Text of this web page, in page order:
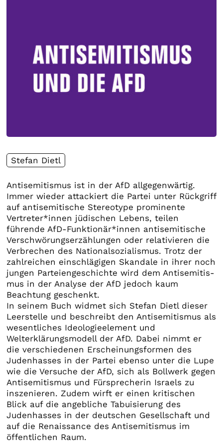
Stefan Dietl
Antisemitismus ist in der AfD allgegenwärtig.
Immer wieder attackiert die Partei unter Rückgriff
auf antisemitische Stereotype prominente
Vertreter*innen jüdischen Lebens, teilen
führende AfD-Funktionär*innen antisemitische
Verschwörungserzählungen oder relativieren die
Verbrechen des Nationalsozialismus. Trotz der
zahlreichen einschlägigen Skandale in ihrer noch
jungen Parteiengeschichte wird dem Antisemitis­
mus in der Analyse der AfD jedoch kaum
Beachtung geschenkt.
In seinem Buch widmet sich Stefan Dietl dieser
Leerstelle und beschreibt den Antisemitismus als
wesentliches Ideologieelement und
Welterklärungsmodell der AfD. Dabei nimmt er
die verschiedenen Erscheinungsformen des
Judenhasses in der Partei ebenso unter die Lupe
wie die Versuche der AfD, sich als Bollwerk gegen
Antisemitismus und Fürsprecherin Israels zu
inszenieren. Zudem wirft er einen kritischen
Blick auf die angebliche Tabuisierung des
Judenhasses in der deutschen Gesellschaft und
auf die Renaissance des Antisemitismus im
öffentlichen Raum.